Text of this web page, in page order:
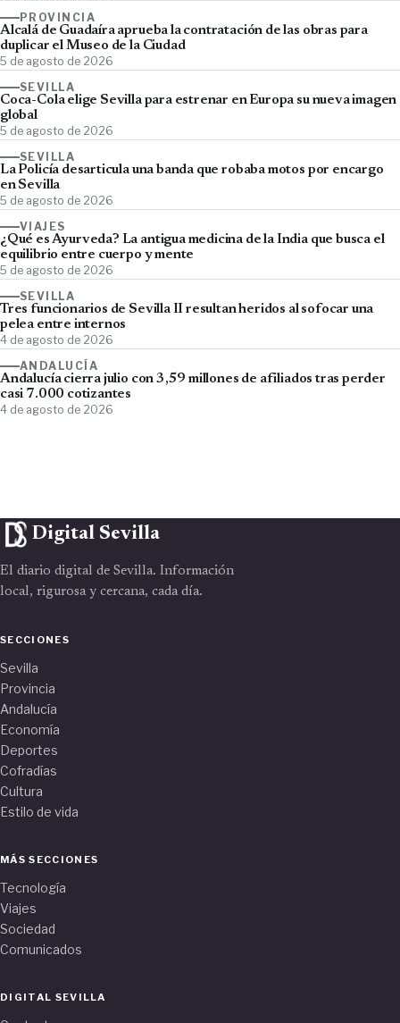
PROVINCIA
Alcalá de Guadaíra aprueba la contratación de las obras para
duplicar el Museo de la Ciudad
5 de agosto de 2026
SEVILLA
Coca-Cola elige Sevilla para estrenar en Europa su nueva imagen
global
5 de agosto de 2026
SEVILLA
La Policía desarticula una banda que robaba motos por encargo
en Sevilla
5 de agosto de 2026
VIAJES
¿Qué es Ayurveda? La antigua medicina de la India que busca el
equilibrio entre cuerpo y mente
5 de agosto de 2026
SEVILLA
Tres funcionarios de Sevilla II resultan heridos al sofocar una
pelea entre internos
4 de agosto de 2026
ANDALUCÍA
Andalucía cierra julio con 3,59 millones de afiliados tras perder
casi 7.000 cotizantes
4 de agosto de 2026
Digital Sevilla
El diario digital de Sevilla. Información
local, rigurosa y cercana, cada día.
SECCIONES
Sevilla
Provincia
Andalucía
Economía
Deportes
Cofradías
Cultura
Estilo de vida
MÁS SECCIONES
Tecnología
Viajes
Sociedad
Comunicados
DIGITAL SEVILLA